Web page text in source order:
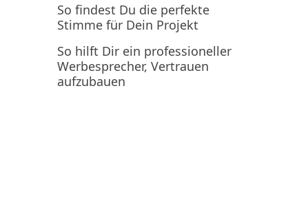
So findest Du die perfekte
Stimme für Dein Projekt
So hilft Dir ein professioneller
Werbesprecher, Vertrauen
aufzubauen